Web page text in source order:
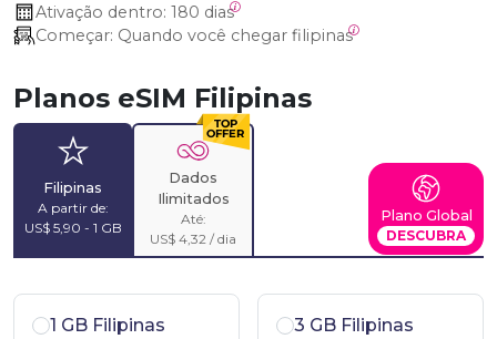
Ativação dentro: 180 dias
Começar: Quando você chegar filipinas
Planos eSIM Filipinas
Filipinas
A partir de:
US$ 5,90 - 1 GB
Dados
Ilimitados
Até:
US$ 4,32 / dia
Plano Global
DESCUBRA
1 GB Filipinas 3 GB Filipinas